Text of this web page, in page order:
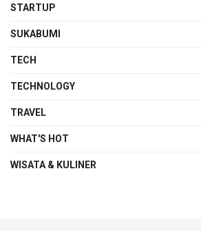
STARTUP
SUKABUMI
TECH
TECHNOLOGY
TRAVEL
WHAT'S HOT
WISATA & KULINER